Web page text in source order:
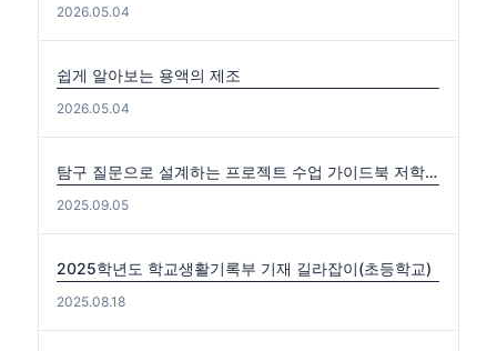
2026.05.04
쉽게 알아보는 용액의 제조
2026.05.04
탐구 질문으로 설계하는 프로젝트 수업 가이드북 저학년편. 중·고학년편
2025.09.05
2025학년도 학교생활기록부 기재 길라잡이(초등학교)
2025.08.18